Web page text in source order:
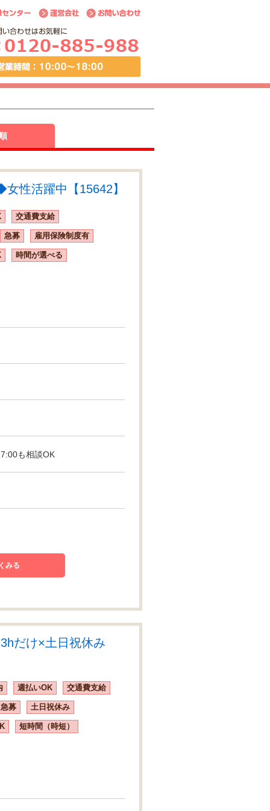
性活躍中【15642】
交通費支給
急募 雇用保険制度有
時間が選べる
も相談OK
みる
だけ×土日祝休み
週払いOK 交通費支給
急募 土日祝休み
短時間（時短）